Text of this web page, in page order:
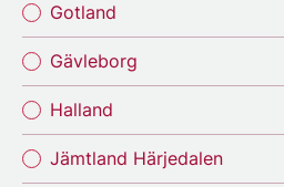
Gotland
Gävleborg
Halland
Jämtland Härjedalen